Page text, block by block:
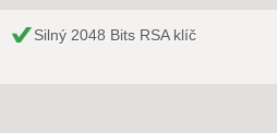
Silný 2048 Bits RSA klíč